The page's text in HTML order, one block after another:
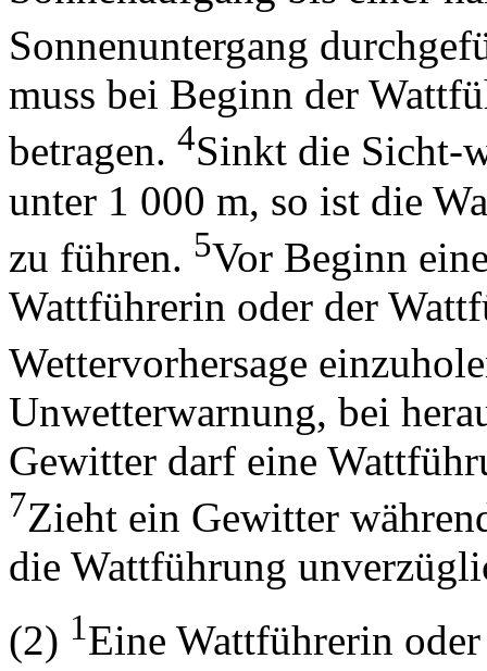
Sonnenuntergang
muss bei Beginn der
betragen. 4Sinkt die Sicht-
unter 1 000 m, so ist die
zu führen. 5Vor Beginn
Wattführerin oder der
Wettervorhersage
Unwetterwarnung, bei
Gewitter darf eine
7Zieht ein Gewitter
die Wattführung
(2) 1Eine Wattführerin